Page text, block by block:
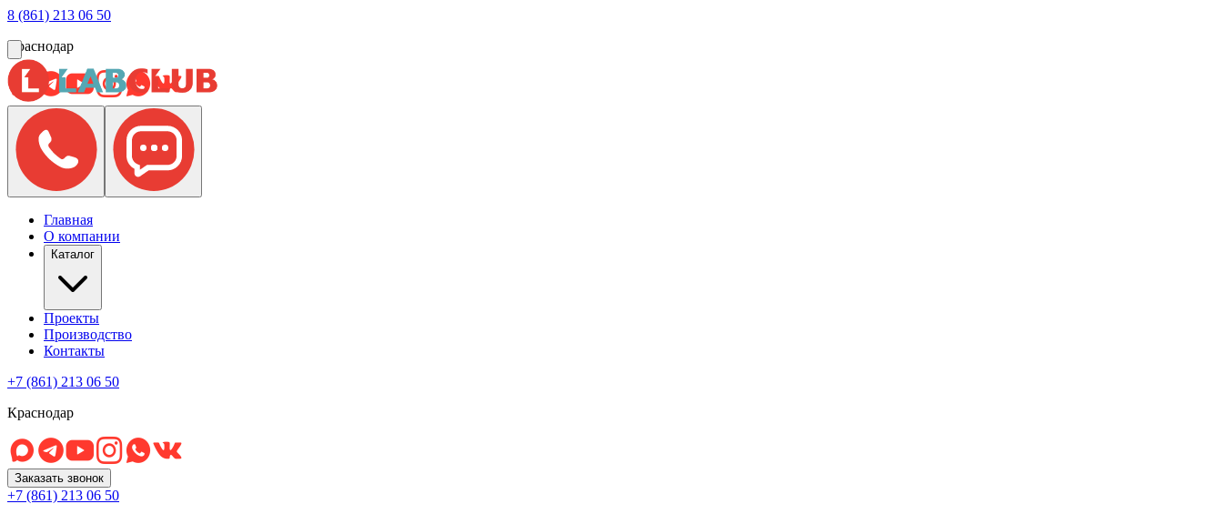
8 (861) 213 06 50
Краснодар
Главная
О компании
Каталог
Проекты
Производство
Контакты
+7 (861) 213 06 50
Краснодар
Заказать звонок
+7 (861) 213 06 50